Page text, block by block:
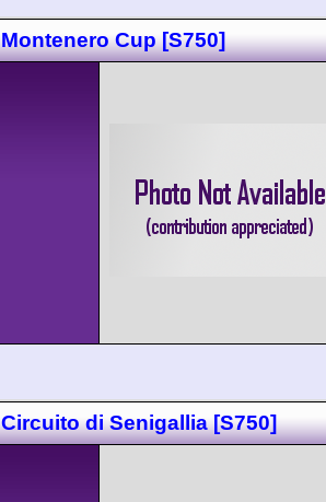
Montenero Cup [S750]
Circuito di Senigallia [S750]